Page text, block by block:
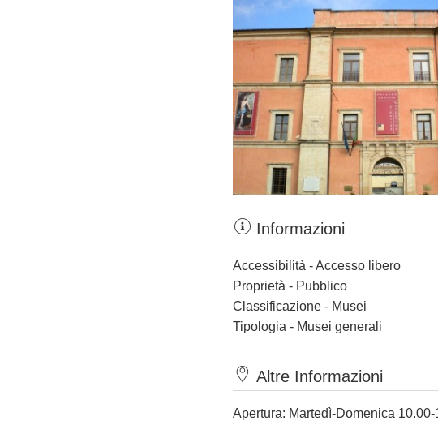
Informazioni
Accessibilità - Accesso libero
Proprietà - Pubblico
Classificazione - Musei
Tipologia - Musei generali
Altre Informazioni
Apertura: Martedì-Domenica